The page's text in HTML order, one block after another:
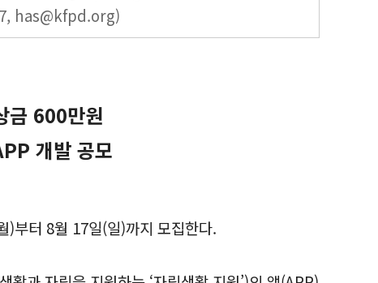
has@kfpd.org)
금 600만원
개발 공모
)부터 8월 17일(일)까지 모집한다.